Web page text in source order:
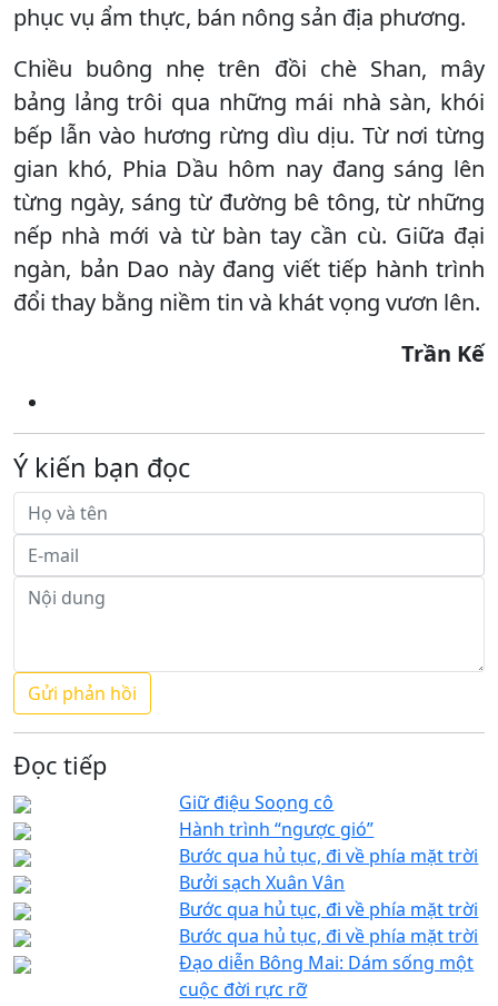
phục vụ ẩm thực, bán nông sản địa phương.
Chiều buông nhẹ trên đồi chè Shan, mây
bảng lảng trôi qua những mái nhà sàn, khói
bếp lẫn vào hương rừng dìu dịu. Từ nơi từng
gian khó, Phia Dầu hôm nay đang sáng lên
từng ngày, sáng từ đường bê tông, từ những
nếp nhà mới và từ bàn tay cần cù. Giữa đại
ngàn, bản Dao này đang viết tiếp hành trình
đổi thay bằng niềm tin và khát vọng vươn lên.
Trần Kế
Ý kiến bạn đọc
Đọc tiếp
Giữ điệu Soọng cô
Hành trình “ngược gió”
Bước qua hủ tục, đi về phía mặt trời
Bưởi sạch Xuân Vân
Bước qua hủ tục, đi về phía mặt trời
Bước qua hủ tục, đi về phía mặt trời
Đạo diễn Bông Mai: Dám sống một
cuộc đời rực rỡ